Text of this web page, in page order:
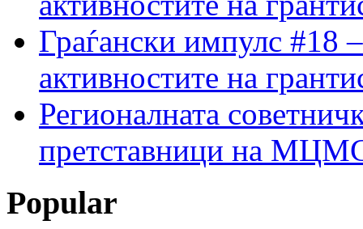
Граѓански импулс #18
активностите на
Регионалната
претставници на МЦМС
Popular